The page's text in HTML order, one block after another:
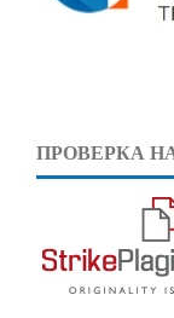
ПРОВЕРКА